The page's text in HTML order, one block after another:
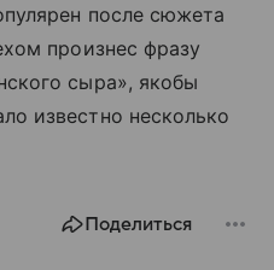
после сюжета
произнес фразу
сыра», якобы
известно несколько
Поделиться